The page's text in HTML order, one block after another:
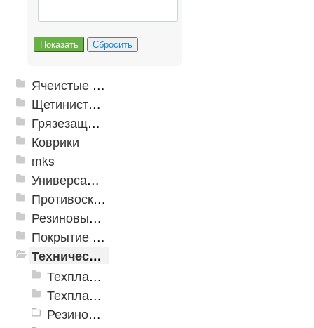
Ячеистые грязезащитные покрытия
Щетинистые покрытия
Грязезащитные, влаговпитывающие покрытия
Коврики
mks
Универсальные модульные покрытия
Противоскользящая защита для лестниц, профили, ленты
Резиновые и ПВХ дорожки
Покрытие из резиновой крошки
Техническая резина
Техпластины ТМКЩ резиновые рулонные ГОСТ 7338-90
Техпластины МБС резиновые рулонные ГОСТ 7338-90
Резиновые пластины SBR (ТМКЩ)